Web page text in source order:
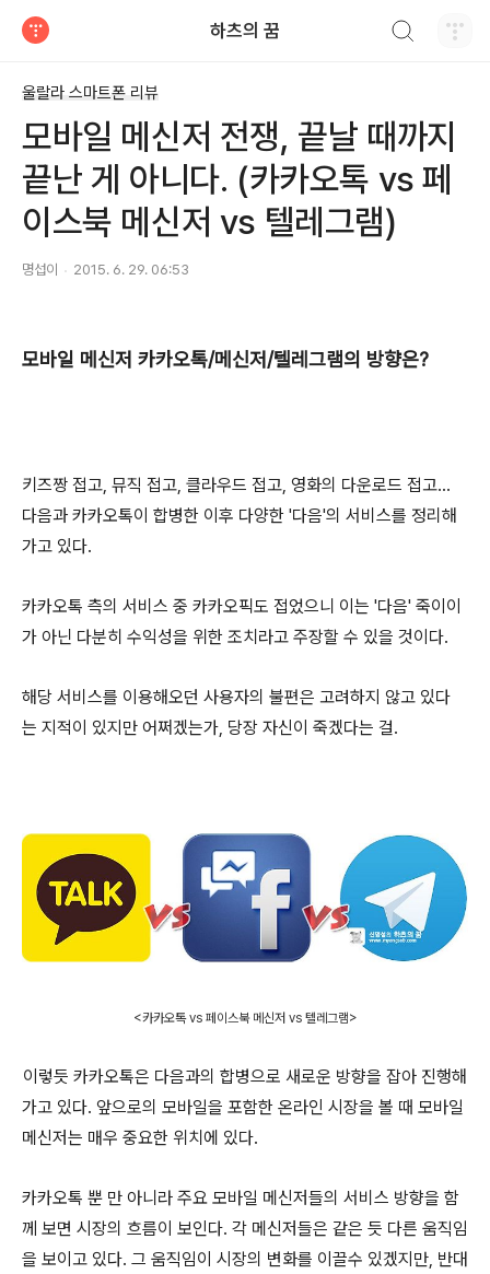
하츠의 꿈
울랄라 스마트폰 리뷰
모바일 메신저 전쟁, 끝날 때까지
끝난 게 아니다. (카카오톡 vs 페
이스북 메신저 vs 텔레그램)
명섭이 2015. 6. 29. 06:53
모바일 메신저 카카오톡/메신저/텔레그램의 방향은?
키즈짱 접고, 뮤직 접고, 클라우드 접고, 영화의 다운로드 접고...
다음과 카카오톡이 합병한 이후 다양한 '다음'의 서비스를 정리해
가고 있다.
카카오톡 측의 서비스 중 카카오픽도 접었으니 이는 '다음' 죽이이
가 아닌 다분히 수익성을 위한 조치라고 주장할 수 있을 것이다.
해당 서비스를 이용해오던 사용자의 불편은 고려하지 않고 있다
는 지적이 있지만 어쩌겠는가, 당장 자신이 죽겠다는 걸.
<카카오톡 vs 페이스북 메신저 vs 텔레그램>
이렇듯 카카오톡은 다음과의 합병으로 새로운 방향을 잡아 진행해
가고 있다. 앞으로의 모바일을 포함한 온라인 시장을 볼 때 모바일
메신저는 매우 중요한 위치에 있다.
카카오톡 뿐 만 아니라 주요 모바일 메신저들의 서비스 방향을 함
께 보면 시장의 흐름이 보인다. 각 메신저들은 같은 듯 다른 움직임
을 보이고 있다. 그 움직임이 시장의 변화를 이끌수 있겠지만, 반대